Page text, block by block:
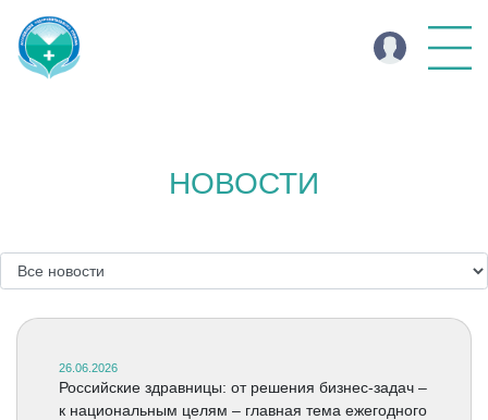
НОВОСТИ
26.06.2026
Российские здравницы: от решения бизнес-задач –
к национальным целям – главная тема ежегодного